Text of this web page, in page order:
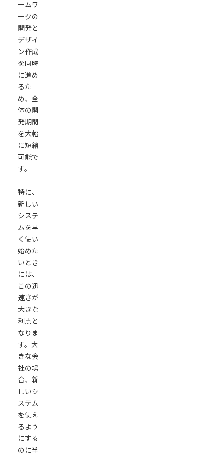
ームワ
ークの
開発と
デザイ
ン作成
を同時
に進め
るた
め、全
体の開
発期間
を大幅
に短縮
可能で
す。
特に、
新しい
システ
ムを早
く使い
始めた
いとき
には、
この迅
速さが
大きな
利点と
なりま
す。大
きな会
社の場
合、新
しいシ
ステム
を使え
るよう
にする
のに半